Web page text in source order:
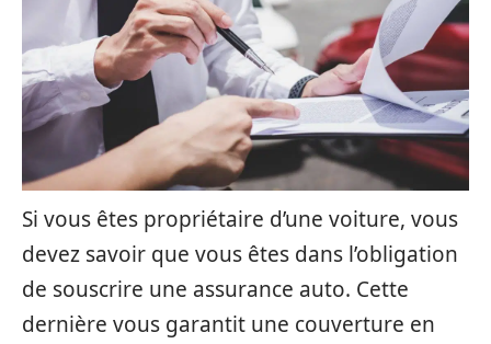
Si vous êtes propriétaire d’une voiture, vous
devez savoir que vous êtes dans l’obligation
de souscrire une assurance auto. Cette
dernière vous garantit une couverture en